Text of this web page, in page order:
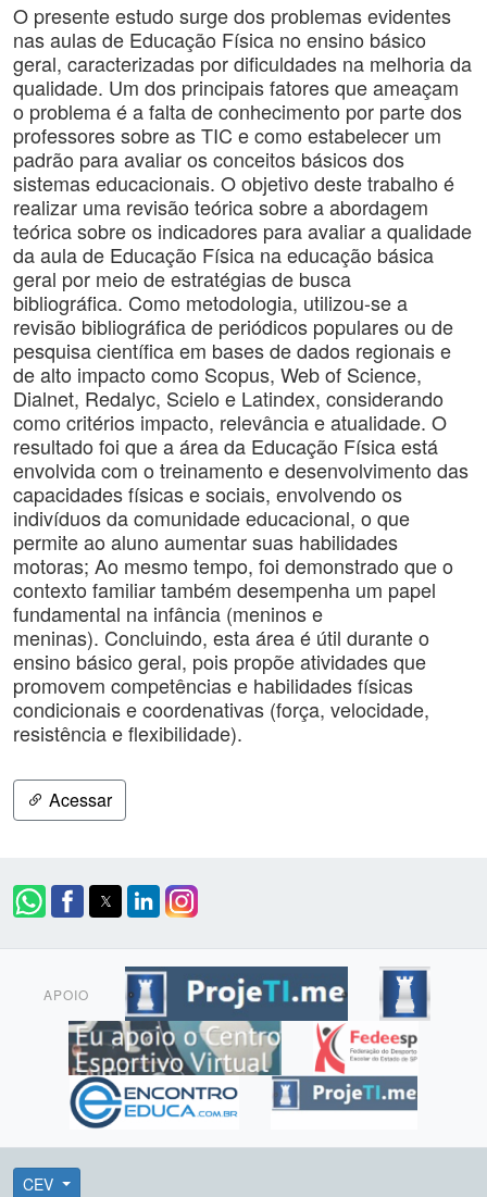
O presente estudo surge dos problemas evidentes
nas aulas de Educação Física no ensino básico
geral, caracterizadas por dificuldades na melhoria da
qualidade. Um dos principais fatores que ameaçam
o problema é a falta de conhecimento por parte dos
professores sobre as TIC e como estabelecer um
padrão para avaliar os conceitos básicos dos
sistemas educacionais. O objetivo deste trabalho é
realizar uma revisão teórica sobre a abordagem
teórica sobre os indicadores para avaliar a qualidade
da aula de Educação Física na educação básica
geral por meio de estratégias de busca
bibliográfica. Como metodologia, utilizou-se a
revisão bibliográfica de periódicos populares ou de
pesquisa científica em bases de dados regionais e
de alto impacto como Scopus, Web of Science,
Dialnet, Redalyc, Scielo e Latindex, considerando
como critérios impacto, relevância e atualidade. O
resultado foi que a área da Educação Física está
envolvida com o treinamento e desenvolvimento das
capacidades físicas e sociais, envolvendo os
indivíduos da comunidade educacional, o que
permite ao aluno aumentar suas habilidades
motoras; Ao mesmo tempo, foi demonstrado que o
contexto familiar também desempenha um papel
fundamental na infância (meninos e
meninas). Concluindo, esta área é útil durante o
ensino básico geral, pois propõe atividades que
promovem competências e habilidades físicas
condicionais e coordenativas (força, velocidade,
resistência e flexibilidade).
Acessar
APOIO
CEV